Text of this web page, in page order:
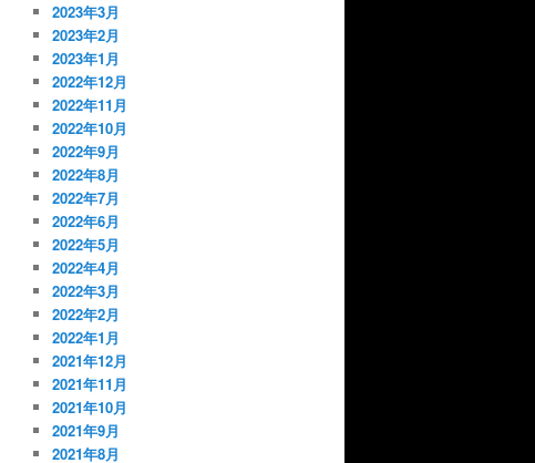
2023年3月
2023年2月
2023年1月
2022年12月
2022年11月
2022年10月
2022年9月
2022年8月
2022年7月
2022年6月
2022年5月
2022年4月
2022年3月
2022年2月
2022年1月
2021年12月
2021年11月
2021年10月
2021年9月
2021年8月